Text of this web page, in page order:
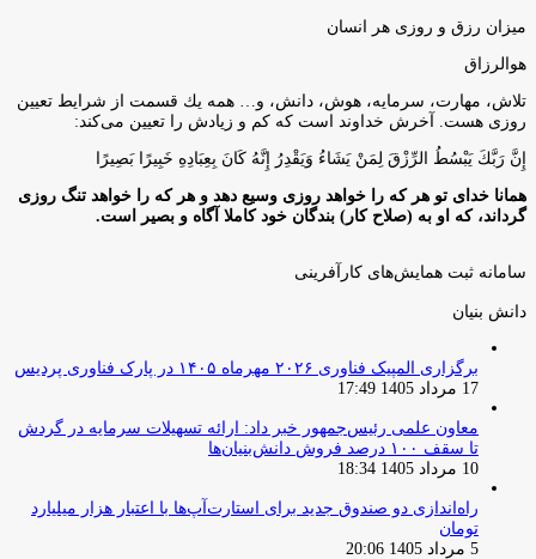
میزان رزق و روزی هر انسان
هوالرزاق
تلاش، مهارت، سرمايه، هوش، دانش، و… همه يك قسمت از شرايط تعيين
روزى هست. آخرش خداوند است كه كم و زيادش را تعيين مى‌كند:
إِنَّ رَبَّكَ يَبْسُطُ الرِّزْقَ لِمَنْ يَشَاءُ وَيَقْدِرُ إِنَّهُ كَانَ بِعِبَادِهِ خَبِيرًا بَصِيرًا
همانا خدای تو هر که را خواهد روزی وسیع دهد و هر که را خواهد تنگ روزی
گرداند، که او به (صلاح کار) بندگان خود کاملا آگاه و بصیر است.
سامانه ثبت همایش‌های کارآفرینی
دانش‌ بنیان‌
برگزاری المپیک فناوری ۲۰۲۶ مهرماه ۱۴۰۵ در پارک فناوری پردیس
17 مرداد 1405 17:49
معاون علمی رئیس‌جمهور خبر داد: ارائه تسهیلات سرمایه در گردش
تا سقف ۱۰۰ درصد فروش دانش‌بنیان‌ها
10 مرداد 1405 18:34
راه‌اندازی دو صندوق جدید برای استارت‌آپ‌ها با اعتبار هزار میلیارد
تومان
5 مرداد 1405 20:06